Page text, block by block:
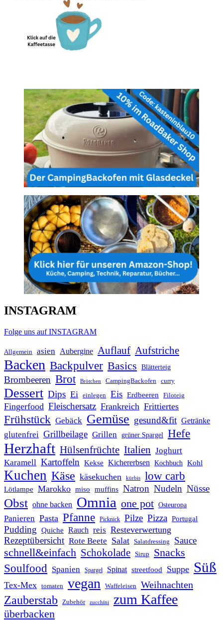
INSTAGRAM
Folge uns auf INSTAGRAM
Allgemein asien Aubergine Auflauf Aufstriche
Backen Backpulver Basics Blätterteig
Brombeeren Brot Brötchen CampingBackofen curry
Dessert Dips Ei einlegen Eis Erdbeeren Filoteig
Fingerfood Fleischersatz Frankreich Frittiertes
Frühstück Gebäck Gemüse gesund&fit Getränke
glutenfrei Grillbeilage Grillen grüner Spargel Hefe
Herzhaft Hülsenfrüchte Italien Joghurt
Karamell Kartoffeln Kekse Kichererbsen Kochbuch Kohl
Kuchen Käse käsekuchen kürbis low carb
Lötlampe Marokko miso muffins Natron Nudeln Nüsse
Obst ohne backen Omnia one pot Osteuropa
Panieren Pasta Pfanne Picknick Pilze Pizza Portugal
Pudding Quiche Rauch reis Resteverwertung
Rezeptübersicht Rote Beete Salat Salatdressing Sauce
schnell&einfach Schokolade Sirup Snacks
Soulfood Spanien Spargel Spinat streetfood Suppe Süß
Tex-Mex tomaten vegan Waffeleisen Weihnachten
Zauberstab Zubehör zucchini zum Kaffee
überbacken